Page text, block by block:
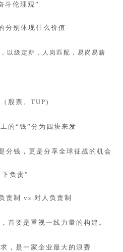
斗伦理观”
分别体现什么价值
以级定薪，人岗匹配，易岗易薪
股票、TUP)
的“钱”分为四块来发
分钱，更是分享全球征战的机会
负责”
责制 vs 对人负责制
首要是重视一线力量的构建。
，是一家企业最大的浪费